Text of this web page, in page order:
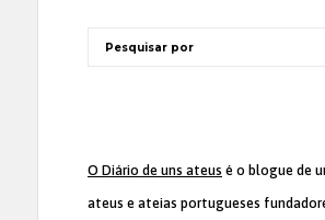
O Diário de uns ateus é o blogue de
ateus e ateias portugueses